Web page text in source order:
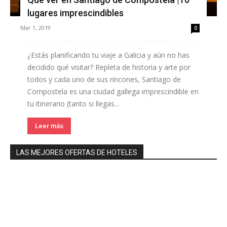
lugares imprescindibles
Mar 1, 2019 0
¿Estás planificando tu viaje a Galicia y aún no has
decidido qué visitar? Repleta de historia y arte por
todos y cada uno de sus rincones, Santiago de
Compostela es una ciudad gallega imprescindible en
tu itinerario (tanto si llegas...
Leer más
LAS MEJORES OFERTAS DE HOTELES